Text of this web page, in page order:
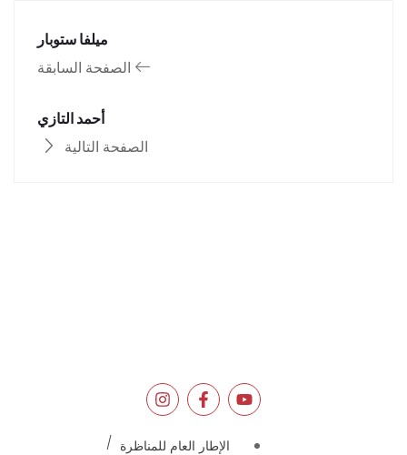
ميلفا ستوبار
الصفحة السابقة
أحمد التازي
الصفحة التالية
الإطار العام للمناظرة